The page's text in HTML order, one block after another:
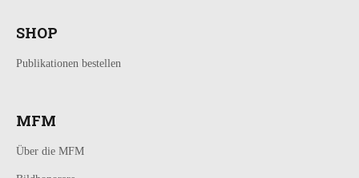
SHOP
Publikationen bestellen
MFM
Über die MFM